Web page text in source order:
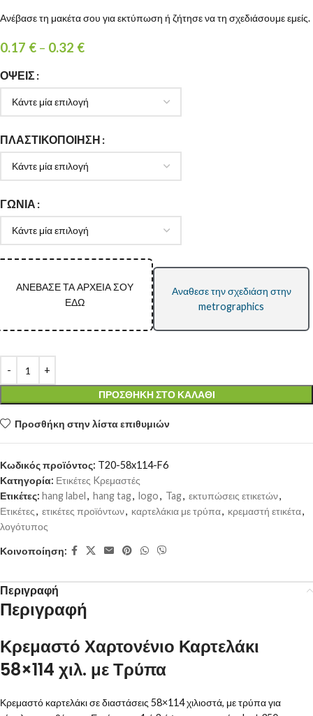
Ανέβασε τη μακέτα σου για εκτύπωση ή ζήτησε να τη σχεδιάσουμε εμείς.
0.17 € – 0.32 €
ΌΨΕΙΣ
ΠΛΑΣΤΙΚΟΠΟΙΉΣΗ
ΓΩΝΊΑ
ΑΝΕΒΑΣΕ ΤΑ ΑΡΧΕΙΑ ΣΟΥ
ΕΔΩ
Αναθεσε την σχεδιάση στην
metrographics
ΠΡΟΣΘΉΚΗ ΣΤΟ ΚΑΛΆΘΙ
Προσθήκη στην λίστα επιθυμιών
Κωδικός προϊόντος: T20-58x114-F6
Κατηγορία: Ετικέτες Kρεμαστές
Ετικέτες: hang label, hang tag, logo, Tag, εκτυπώσεις ετικετών,
Ετικέτες, ετικέτες προϊόντων, καρτελάκια με τρύπα, κρεμαστή ετικέτα,
λογότυπος
Κοινοποίηση:
Περιγραφή
Περιγραφή
Κρεμαστό Χαρτονένιο Καρτελάκι
58×114 χιλ. με Τρύπα
Κρεμαστό καρτελάκι σε διαστάσεις 58×114 χιλιοστά, με τρύπα για